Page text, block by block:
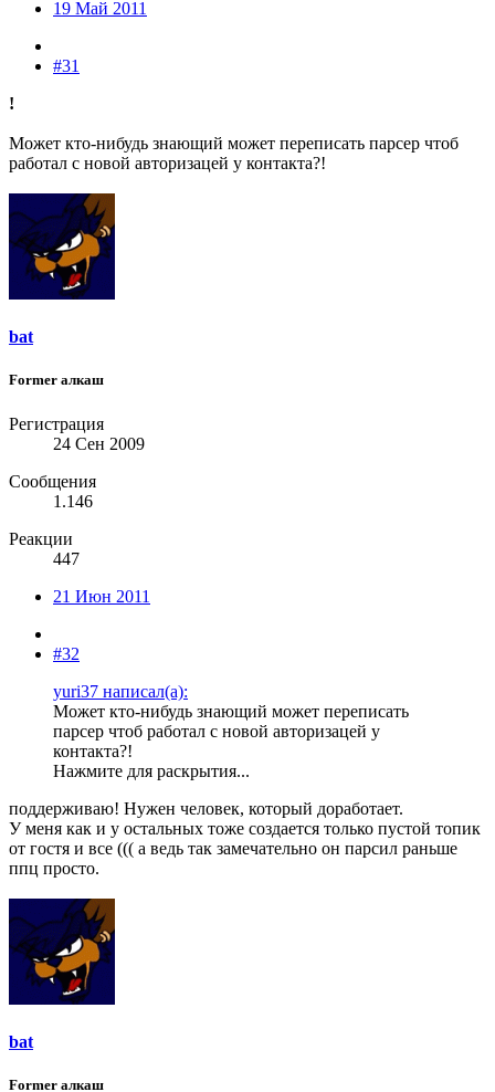
19 Май 2011
#31
!
Может кто-нибудь знающий может переписать парсер чтоб
работал с новой авторизацей у контакта?!
bat
Former алкаш
Регистрация
24 Сен 2009
Сообщения
1.146
Реакции
447
21 Июн 2011
#32
yuri37 написал(а):
Может кто-нибудь знающий может переписать
парсер чтоб работал с новой авторизацей у
контакта?!
Нажмите для раскрытия...
поддерживаю! Нужен человек, который доработает.
У меня как и у остальных тоже создается только пустой топик
от гостя и все ((( а ведь так замечательно он парсил раньше
ппц просто.
bat
Former алкаш